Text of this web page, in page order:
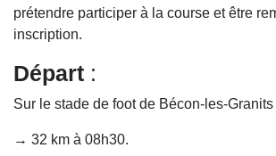
prétendre participer à la course et être
inscription.
Départ :
Sur le stade de foot de Bécon-les-Granits
→ 32 km à 08h30.